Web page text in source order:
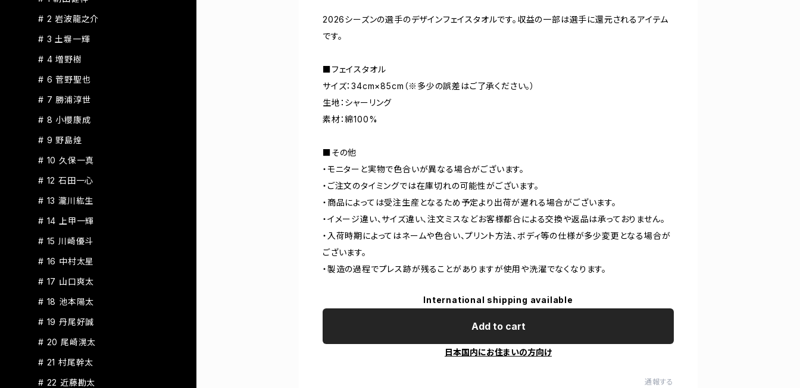
2026シーズンの選手のデザインフェイスタオルです。収益の一部は選手に還元されるアイテム
です。
■フェイスタオル
サイズ：34cm×85cm（※多少の誤差はご了承ください。）
生地：シャーリング
素材：綿100%
■その他
・モニターと実物で色合いが異なる場合がございます。
・ご注文のタイミングでは在庫切れの可能性がございます。
・商品によっては受注生産となるため予定より出荷が遅れる場合がございます。
・イメージ違い、サイズ違い、注文ミスなどお客様都合による交換や返品は承っておりません。
・入荷時期によってはネームや色合い、プリント方法、ボディ等の仕様が多少変更となる場合が
ございます。
・製造の過程でプレス跡が残ることがありますが使用や洗濯でなくなります。
International shipping available
Add to cart
日本国内にお住まいの方向け
通報する
# 2 岩波龍之介
# 3 土塀一輝
# 4 増野樹
# 6 菅野聖也
# 7 勝浦淳世
# 8 小櫻康成
# 9 野島煌
# 10 久保一真
# 12 石田一心
# 13 瀧川紘生
# 14 上甲一輝
# 15 川崎優斗
# 16 中村太星
# 17 山口爽太
# 18 池本陽太
# 19 丹尾好誠
# 20 尾崎滉太
# 21 村尾幹太
# 22 近藤勘太